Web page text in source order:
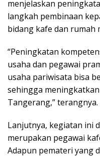
menjelaskan
langkah pembinaan
bidang kafe dan rumah
“Peningkatan
usaha dan pegawai
usaha pariwisata bisa
sehingga
Tangerang,” terangnya.
Lanjutnya, kegiatan ini
merupakan pegawai
Adapun pemateri yang